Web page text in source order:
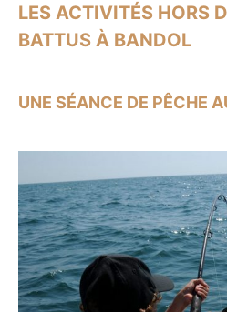
LES ACTIVITÉS HORS
BATTUS À BANDOL
UNE SÉANCE DE PÊCHE